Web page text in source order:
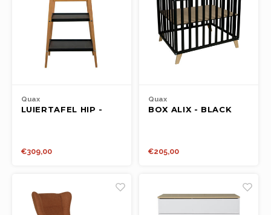
Quax
LUIERTAFEL HIP -
€309,00
Quax
BOX ALIX - BLACK
€205,00